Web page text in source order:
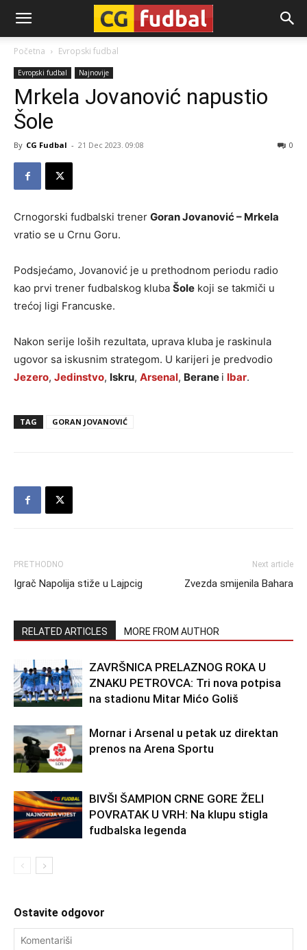
CG-
Fudbal
Početna Evropski fudbal
Evropski fudbal Najnovije
Mrkela Jovanović napustio
Šole
By CG Fudbal - 21 Dec 2023. 09:08 0
Crnogorski fudbalski trener Goran Jovanović – Mrkela
vratio se u Crnu Goru.
Podsjećamo, Jovanović je u prethodnom periodu radio
kao prvi trener fudbalskog kluba Šole koji se takmiči u
trećoj ligi Francuske.
Nakon serije loših rezultata, uprava kluba je raskinula
ugovor sa iskusnim strategom. U karijeri je predvodio
Jezero, Jedinstvo, Iskru, Arsenal, Berane i Ibar.
TAG GORAN JOVANOVIĆ
PRETHODNO
Igrač Napolija stiže u Lajpcig
Next article
Zvezda smijenila Bahara
RELATED ARTICLES MORE FROM AUTHOR
ZAVRŠNICA PRELAZNOG ROKA U
ZNAKU PETROVCA: Tri nova potpisa
na stadionu Mitar Mićo Goliš
Mornar i Arsenal u petak uz direktan
prenos na Arena Sportu
BIVŠI ŠAMPION CRNE GORE ŽELI
POVRATAK U VRH: Na klupu stigla
fudbalska legenda
Ostavite odgovor